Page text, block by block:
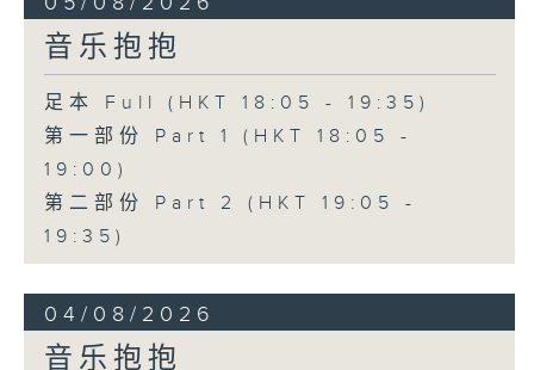
音乐抱抱
足本 Full (HKT 18:05 - 19:35)
第一部份 Part 1 (HKT 18:05 -
19:00)
第二部份 Part 2 (HKT 19:05 -
19:35)
04/08/2026
音乐抱抱